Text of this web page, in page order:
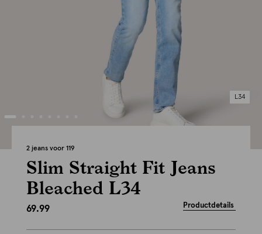
L34
2 jeans voor 119
Slim Straight Fit Jeans
Bleached L34
69.99 Productdetails